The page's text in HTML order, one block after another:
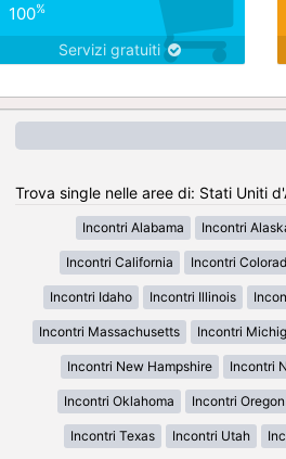
100%
Servizi gratuiti
Trova single nelle aree di: Stati Uniti
Incontri Alabama Incontri
Incontri California Incontri
Incontri Idaho Incontri Illinois
Incontri Massachusetts Incontri
Incontri New Hampshire Incontri
Incontri Oklahoma Incontri Oregon
Incontri Texas Incontri Utah